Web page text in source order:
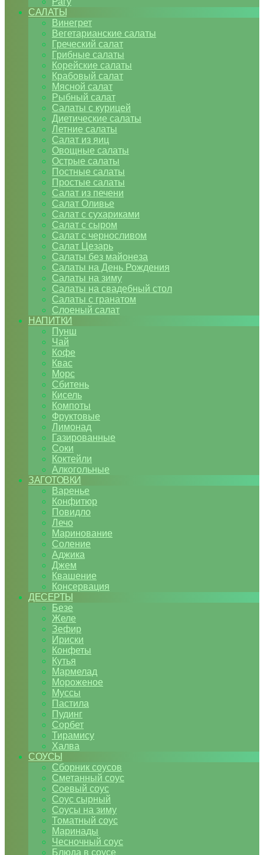
САЛАТЫ
Винегрет
Вегетарианские салаты
Греческий салат
Грибные салаты
Корейские салаты
Крабовый салат
Мясной салат
Рыбный салат
Салаты с курицей
Диетические салаты
Летние салаты
Салат из яиц
Овощные салаты
Острые салаты
Постные салаты
Простые салаты
Салат из печени
Салат Оливье
Салат с сухариками
Салат с сыром
Салат с черносливом
Салат Цезарь
Салаты без майонеза
Салаты на День Рождения
Салаты на зиму
Салаты на свадебный стол
Салаты с гранатом
Слоеный салат
НАПИТКИ
Пунш
Чай
Кофе
Квас
Морс
Сбитень
Кисель
Компоты
Фруктовые
Лимонад
Газированные
Соки
Коктейли
Алкогольные
ЗАГОТОВКИ
Варенье
Конфитюр
Повидло
Лечо
Маринование
Соление
Аджика
Джем
Квашение
Консервация
ДЕСЕРТЫ
Безе
Желе
Зефир
Ириски
Конфеты
Кутья
Мармелад
Мороженое
Муссы
Пастила
Пудинг
Сорбет
Тирамису
Халва
СОУСЫ
Сборник соусов
Сметанный соус
Соевый соус
Соус сырный
Соусы на зиму
Томатный соус
Маринады
Чесночный соус
Блюда в соусе